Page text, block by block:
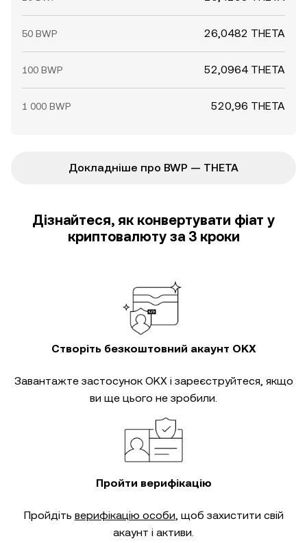
50 BWP 26,0482 THETA
100 BWP 52,0964 THETA
1 000 BWP 520,96 THETA
Докладніше про BWP — THETA
Дізнайтеся, як конвертувати фіат у
криптовалюту за 3 кроки
Створіть безкоштовний акаунт OKX
Завантажте застосунок OKX і зареєструйтеся, якщо
ви ще цього не зробили.
Пройти верифікацію
Пройдіть верифікацію особи, щоб захистити свій
акаунт і активи.